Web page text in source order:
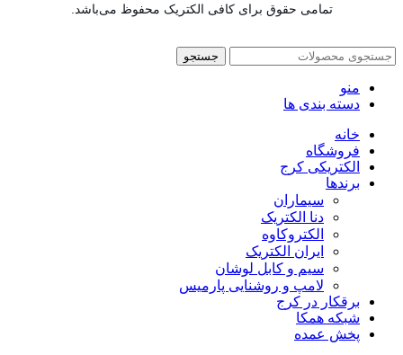
تمامی حقوق برای کافی الکتریک محفوظ می‌باشد.
جستجو
منو
دسته بندی ها
خانه
فروشگاه
الکتریکی کرج
برندها
سیماران
دنا الکتریک
الکتروکاوه
ایران الکتریک
سیم و کابل لوشان
لامپ و روشنایی پارمیس
برقکار در کرج
شبکه همکا
پخش عمده